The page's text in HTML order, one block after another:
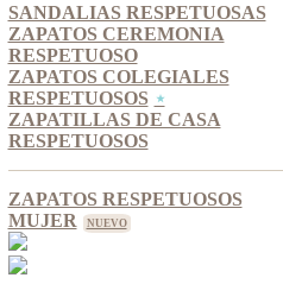
SANDALIAS RESPETUOSAS
ZAPATOS CEREMONIA
RESPETUOSO
ZAPATOS COLEGIALES
RESPETUOSOS
ZAPATILLAS DE CASA
RESPETUOSOS
ZAPATOS RESPETUOSOS
MUJER